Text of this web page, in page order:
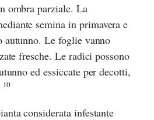
ombra parziale. La
semina in primavera e
Le foglie vanno
fresche. Le radici possono
ed essiccate per decotti,
10
considerata infestante